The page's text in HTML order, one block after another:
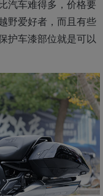
汽车难得多，价格要
野爱好者，而且有些
护车漆部位就是可以